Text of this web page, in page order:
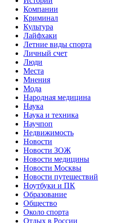
Компании
Криминал
Культура
Лайфхаки
Летние виды спорта
Личный счет
Люди
Места
Мнения
Мода
Народная медицина
Наука
Наука и техника
Научпоп
Недвижимость
Новости
Новости ЗОЖ
Новости медицины
Новости Москвы
Новости путешествий
Ноутбуки и ПК
Образование
Общество
Около спорта
Отдых в России